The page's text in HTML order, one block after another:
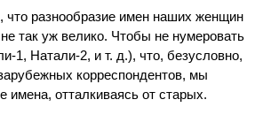
что разнообразие имен наших женщин
так уж велико. Чтобы не нумеровать
1, Натали-2, и т. д.), что, безусловно,
корреспондентов, мы
имена, отталкиваясь от старых.